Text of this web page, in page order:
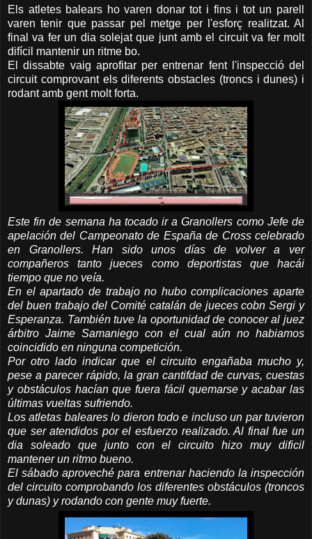
Els atletes balears ho varen donar tot i fins i tot un parell
varen tenir que passar pel metge per l'esforç realitzat. Al
final va fer un dia solejat que junt amb el circuit va fer molt
difícil mantenir un ritme bo.
El dissabte vaig aprofitar per entrenar fent l'inspecció del
circuit comprovant els diferents obstacles (troncs i dunes) i
rodant amb gent molt forta.
Este fin de semana ha tocado ir a Granollers como Jefe de
apelación del Campeonato de España de Cross celebrado
en Granollers. Han sido unos días de volver a ver
compañeros tanto jueces como deportistas que hacái
tiempo que no veía.
En el apartado de trabajo no hubo complicaciones aparte
del buen trabajo del Comité catalán de jueces cobn Sergi y
Esperanza. También tuve la oportunidad de conocer al juez
árbitro Jaime Samaniego con el cual aún no habiamos
coincidido en ninguna competición.
Por otro lado indicar que el circuito engañaba mucho y,
pese a parecer rápido, la gran cantifdad de curvas, cuestas
y obstáculos hacían que fuera fácil quemarse y acabar las
últimas vueltas sufriendo.
Los atletas baleares lo dieron todo e incluso un par tuvieron
que ser atendidos por el esfuerzo realizado. Al final fue un
dia soleado que junto con el circuito hizo muy dificil
mantener un ritmo bueno.
El sábado aproveché para entrenar haciendo la inspección
del circuito comprobando los diferentes obstáculos (troncos
y dunas) y rodando con gente muy fuerte.